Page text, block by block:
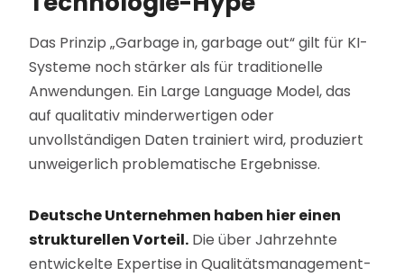
Das Prinzip „Garbage in, garbage out“ gilt für KI-
Systeme noch stärker als für traditionelle
Anwendungen. Ein Large Language Model, das
auf qualitativ minderwertigen oder
unvollständigen Daten trainiert wird, produziert
unweigerlich problematische Ergebnisse.
Deutsche Unternehmen haben hier einen
strukturellen Vorteil. Die über Jahrzehnte
entwickelte Expertise in Qualitätsmanagement-